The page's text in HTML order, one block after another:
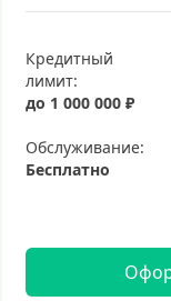
Кредитный
лимит:
до 1 000 000 ₽
Обслуживание:
Бесплатно